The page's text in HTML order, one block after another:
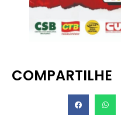
COMPARTILHE